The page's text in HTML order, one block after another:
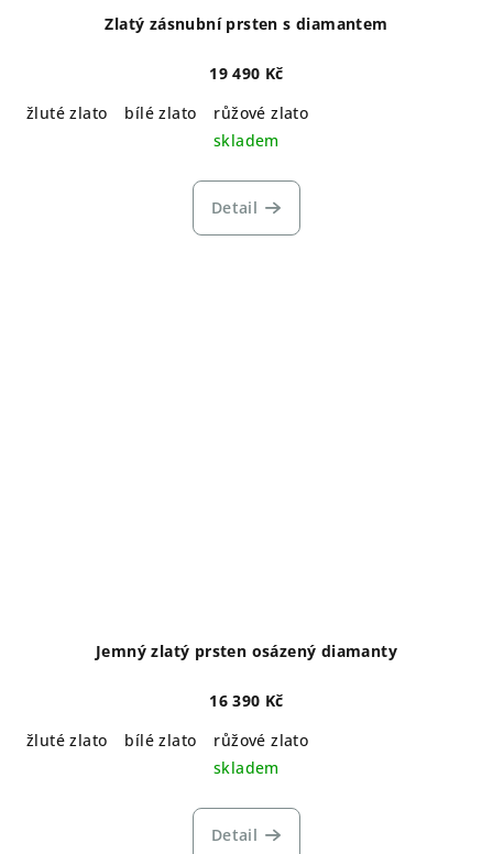
Zlatý zásnubní prsten s diamantem
19 490 Kč
žluté zlato
bílé zlato
růžové zlato
skladem
Detail
Jemný zlatý prsten osázený diamanty
16 390 Kč
žluté zlato
bílé zlato
růžové zlato
skladem
Detail